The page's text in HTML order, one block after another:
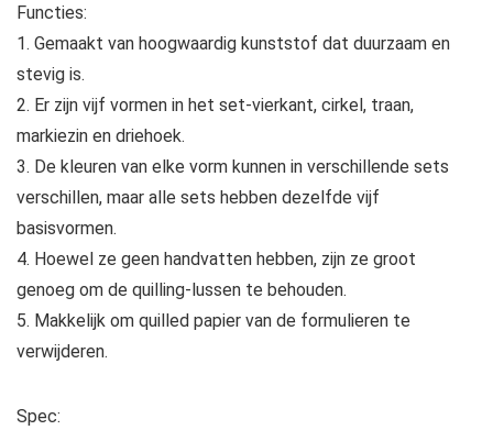
Functies:
1. Gemaakt van hoogwaardig kunststof dat duurzaam en
stevig is.
2. Er zijn vijf vormen in het set-vierkant, cirkel, traan,
markiezin en driehoek.
3. De kleuren van elke vorm kunnen in verschillende sets
verschillen, maar alle sets hebben dezelfde vijf
basisvormen.
4. Hoewel ze geen handvatten hebben, zijn ze groot
genoeg om de quilling-lussen te behouden.
5. Makkelijk om quilled papier van de formulieren te
verwijderen.
Spec: